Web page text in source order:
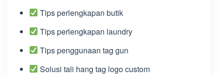
Tips perlengkapan butik
Tips perlengkapan laundry
Tips penggunaan tag gun
Solusi tali hang tag logo custom